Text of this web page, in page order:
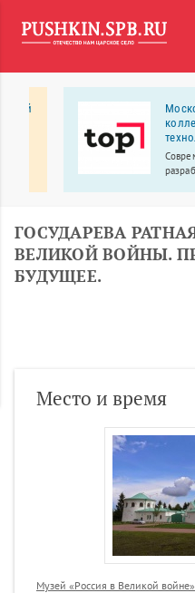
ГОСУДАРЕВА
ВЕЛИКОЙ ВОЙНЫ.
БУДУЩЕЕ.
Место и время
Музей «Россия в Великой